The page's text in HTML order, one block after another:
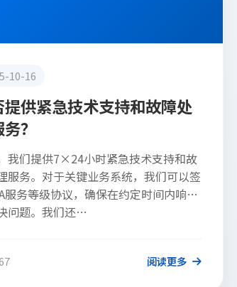
10-16
提供紧急技术支持和故障处
？
我们提供7×24小时紧急技术支持和故
服务。对于关键业务系统，我们可以签
服务等级协议，确保在约定时间内响应
问题。我们还…
阅读更多